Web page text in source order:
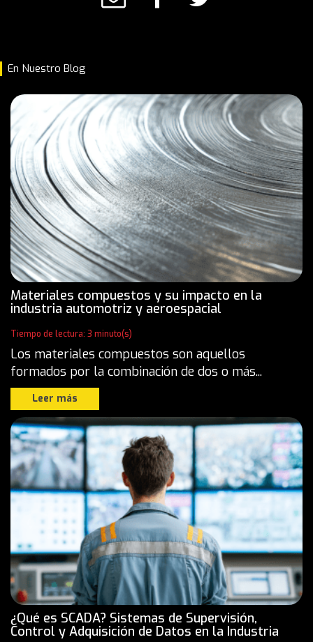
En Nuestro Blog
Materiales compuestos y su impacto en la
industria automotriz y aeroespacial
Tiempo de lectura: 3 minuto(s)
Los materiales compuestos son aquellos
formados por la combinación de dos o más...
Leer más
¿Qué es SCADA? Sistemas de Supervisión,
Control y Adquisición de Datos en la Industria